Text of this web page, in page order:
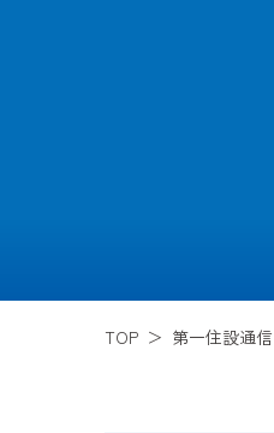
TOP 第一住設通信